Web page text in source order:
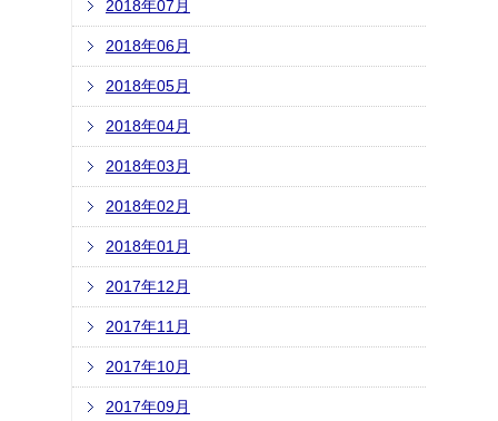
2018年07月
2018年06月
2018年05月
2018年04月
2018年03月
2018年02月
2018年01月
2017年12月
2017年11月
2017年10月
2017年09月